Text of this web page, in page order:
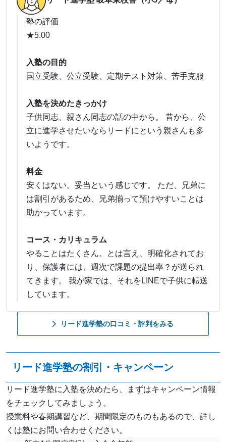
塾の評価
★5.00
入塾の目的
国立受験、公立受験、定期テスト対策、苦手克服
入塾を決めたきっかけ
子供同志、親さん同志の話の中から。 昔から、公
立に進学させたいならリードにという親さんも多
いようです。
料金
安くはない。妥当という感じです。 ただ、兄弟に
は割引があるため、兄弟揃って預けやすいことは
助かっています。
コース・カリキュラム
やることはたくさん。とは言え、明確化されてお
り、保護者には、週次で課題の提出率？が送られ
てきます。 我が家では、それをLINEで子供に転送
しています。
リード進学塾の口コミ・評判をみる
リード進学塾の割引・キャンペーン
リード進学塾に入塾を決めたら、まずはキャンペーン情報
をチェックしてみましょう。
授業料や春期講習など、期間限定のものもあるので、詳し
くは塾にお問い合わせください。